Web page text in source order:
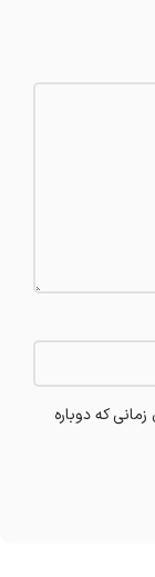
که دوباره